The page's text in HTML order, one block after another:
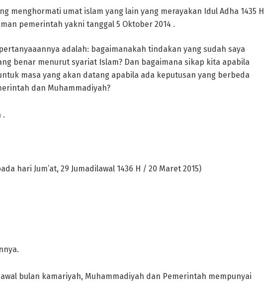
menghormati umat islam yang lain yang merayakan Idul Adha 1435 H
pemerintah yakni tanggal 5 Oktober 2014 .
adalah: bagaimanakah tindakan yang sudah saya
benar menurut syariat Islam? Dan bagaimana sikap kita apabila
masa yang akan datang apabila ada keputusan yang berbeda
dan Muhammadiyah?
.
hari Jum’at, 29 Jumadilawal 1436 H / 20 Maret 2015)
bulan kamariyah, Muhammadiyah dan Pemerintah mempunyai